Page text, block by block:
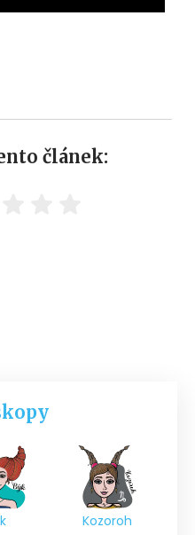
článek:
Kozoroh